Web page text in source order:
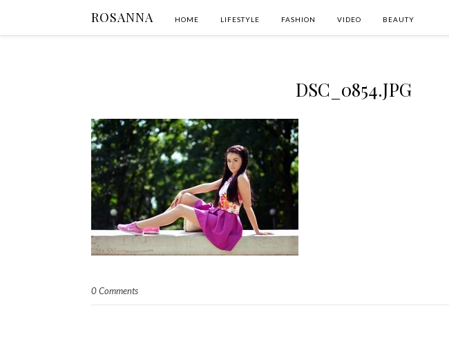
ROSANNA HOME LIFESTYLE FASHION VIDEO BEAUTY
DSC_0854.JPG
0 Comments